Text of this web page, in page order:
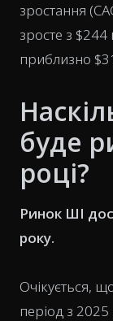
зростання
зросте з $244
приблизно
буде
році?
Ринок ШІ
року.
Очікується,
період з